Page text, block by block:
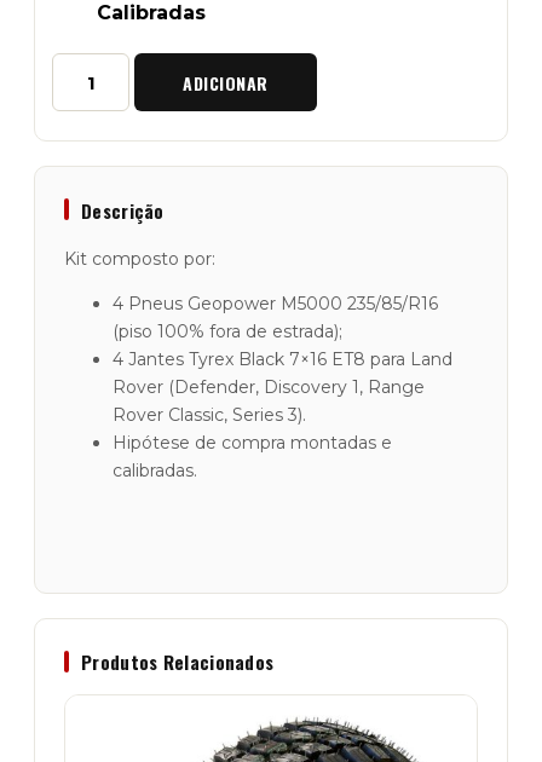
Calibradas
Quantidade
Kit
Jantes
Tyrex
Land
ADICIONAR
Descrição
Kit composto por:
4 Pneus Geopower M5000 235/85/R16
(piso 100% fora de estrada);
4 Jantes Tyrex Black 7×16 ET8 para Land
Rover (Defender, Discovery 1, Range
Rover Classic, Series 3).
Hipótese de compra montadas e
calibradas.
Produtos Relacionados